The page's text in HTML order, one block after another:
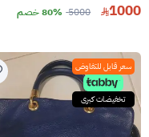
1000
5000 80% خصم
سعر قابل للتفاوض
تخفيضات كبرى